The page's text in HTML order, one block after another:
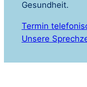
Gesundheit.
Termin
Unsere